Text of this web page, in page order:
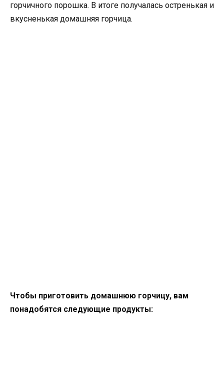
горчичного порошка. В итоге получалась остренькая и
вкусненькая домашняя горчица.
Чтобы приготовить домашнюю горчицу, вам
понадобятся следующие продукты: